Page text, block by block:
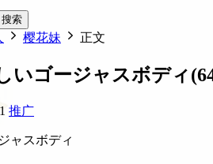
搜索
樱花妹 正文
いゴージャスボディ
1 推广
ャスボディ